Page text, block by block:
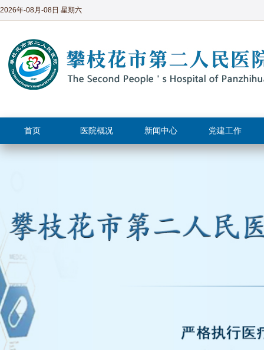
2026年-08月-08日 星期六
首页 医院概况 新闻中心 党建工作